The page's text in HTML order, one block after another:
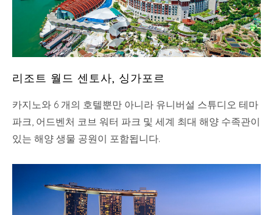
리조트 월드 센토사, 싱가포르
카지노와 6 개의 호텔뿐만 아니라 유니버설 스튜디오 테마
파크, 어드벤처 코브 워터 파크 및 세계 최대 해양 수족관이
있는 해양 생물 공원이 포함됩니다.